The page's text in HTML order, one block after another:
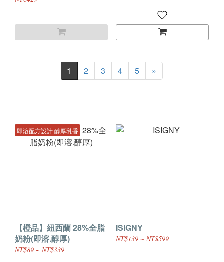
1 2 3 4 5 »
即溶配方設計 醇厚乳香
【橙品】紐西蘭 28%全脂
奶粉(即溶.醇厚)
NT$89 ~ NT$339
ISIGNY
NT$139 ~ NT$599